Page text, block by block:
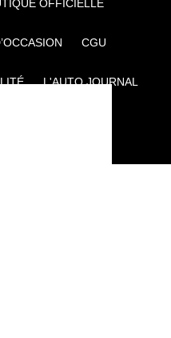
OFFICIELLE
CGU
L'AUTO JOURNAL